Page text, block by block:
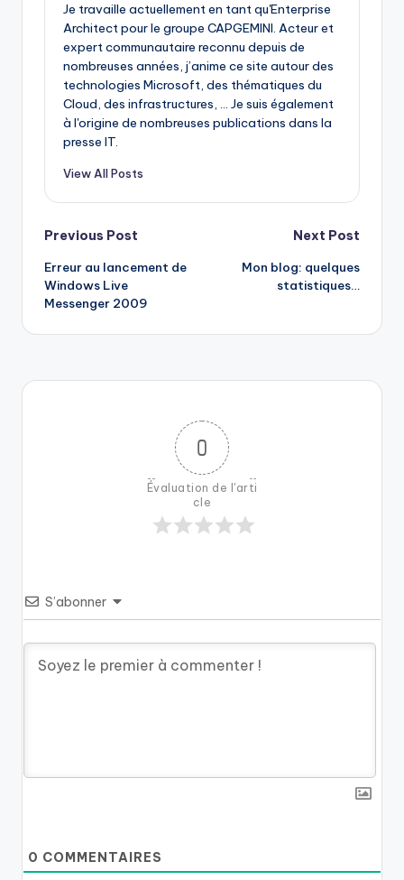
Je travaille actuellement en tant qu'Enterprise
Architect pour le groupe CAPGEMINI. Acteur et
expert communautaire reconnu depuis de
nombreuses années, j’anime ce site autour des
technologies Microsoft, des thématiques du
Cloud, des infrastructures, ... Je suis également
à l'origine de nombreuses publications dans la
presse IT.
View All Posts
Post
navigation
Previous Post
Erreur au lancement de
Windows Live
Messenger 2009
Next Post
Mon blog: quelques
statistiques…
0
Évaluation de l'arti
cle
S’abonner
0 COMMENTAIRES